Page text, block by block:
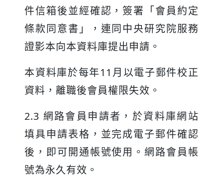
件信箱後並經確認，簽署「會員約定
條款同意書」，連同中央研究院服務
證影本向本資料庫提出申請。
本資料庫於每年11月以電子郵件校正
資料，離職後會員權限失效。
2.3 網路會員申請者，於資料庫網站
填具申請表格，並完成電子郵件確認
後，即可開通帳號使用。網路會員帳
號為永久有效。